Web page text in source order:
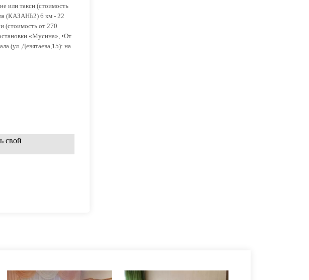
или такси (стоимость
(КАЗАНЬ2) 6 км - 22
(стоимость от 270
«Мусина», •От
(ул. Девятаева,15): на
свой